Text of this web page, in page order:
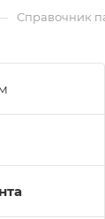
Справочник